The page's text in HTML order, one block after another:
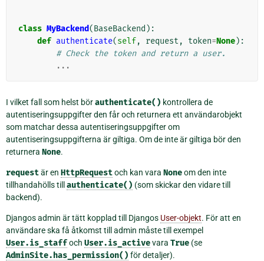
class MyBackend(BaseBackend ):
def authenticate(self, request , token=None):
# Check the token and return a user.
...
I vilket fall som helst börauthenticate() kontrollera de
autentiseringsuppgifter den får och returnera ett användarobjekt
som matchar dessa autentiseringsuppgifter om
autentiseringsuppgifterna är giltiga. Om de inte är giltiga bör den
returnera None.
requestär en HttpRequestoch kan vara Noneom den inte
tillhandahölls till authenticate() (som skickar den vidare till
backend).
Djangos admin är tätt kopplad till Djangos User-objekt. För att en
användare ska få åtkomst till admin måste till exempel
User.is_staffoch User.is_activevara True (se
AdminSite.has_permission() för detaljer).